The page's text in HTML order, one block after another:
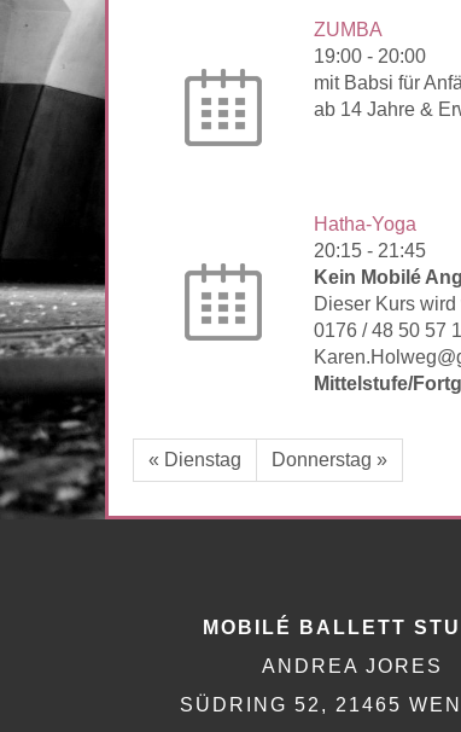
ZUMBA
19:00 - 20:00
mit Babsi für
ab 14 Jahre &
Hatha-Yoga
20:15 - 21:45
Kein Mobilé
Dieser Kurs
0176 / 48 50 57
Mittelstufe/
« Dienstag Donnerstag »
MOBILÉ BALLETT
ANDREA JORES
SÜDRING 52, 21465